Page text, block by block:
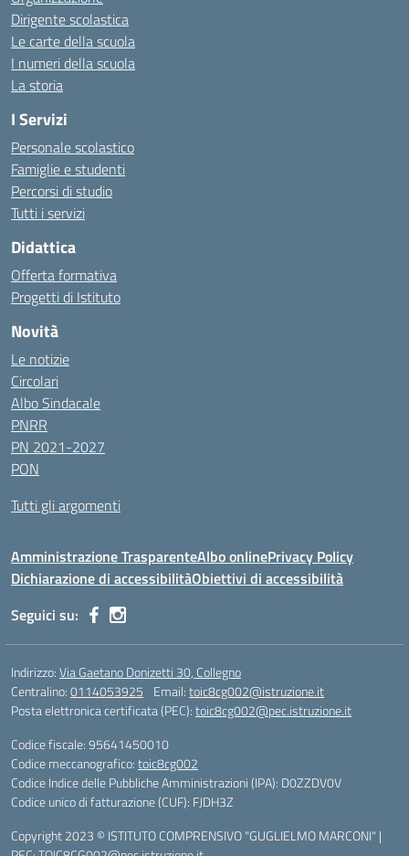
Dirigente scolastica
Le carte della scuola
I numeri della scuola
La storia
I Servizi
Personale scolastico
Famiglie e studenti
Percorsi di studio
Tutti i servizi
Didattica
Offerta formativa
Progetti di Istituto
Novità
Le notizie
Circolari
Albo Sindacale
PNRR
PN 2021-2027
PON
Tutti gli argomenti
Amministrazione TrasparenteAlbo onlinePrivacy Policy
Dichiarazione di accessibilitàObiettivi di accessibilità
Seguici su:
Indirizzo:Via Gaetano Donizetti 30, Collegno
Centralino:0114053925 Email:toic8cg002@istruzione.it
Posta elettronica certificata (PEC):toic8cg002@pec.istruzione.it
Codice fiscale: 95641450010
Codice meccanografico:toic8cg002
Codice Indice delle Pubbliche Amministrazioni (IPA): D0ZZDV0V
Codice unico di fatturazione (CUF): FJDH3Z
Copyright 2023 © ISTITUTO COMPRENSIVO "GUGLIELMO MARCONI" |